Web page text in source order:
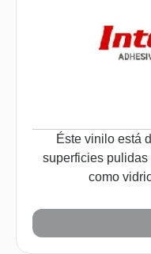
Éste vinilo está
superficies
como